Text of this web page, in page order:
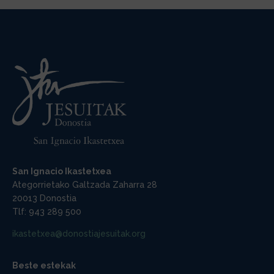
San Ignacio Ikastetxea
Ategorrietako Galtzada Zaharra 28
20013 Donostia
Tlf: 943 289 500
ikastetxea@donostiajesuitak.org
Beste estekak